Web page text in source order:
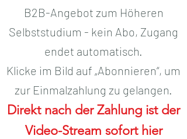
B2B-Angebot zum Höheren
Selbststudium - kein Abo, Zugang
endet automatisch.
Klicke im Bild auf „Abonnieren“, um
zur Einmalzahlung zu gelangen.
Direkt nach der Zahlung ist der
Video-Stream sofort hier